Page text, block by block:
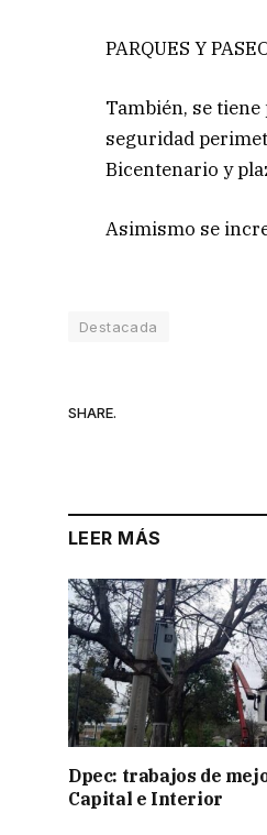
PARQUES Y
También, se
seguridad
Bicentenario y
Asimismo se
Destacada
SHARE.
LEER MÁS
Dpec: trabajos de
Capital e Interior